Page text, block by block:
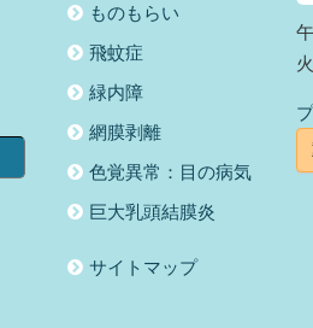
ものもらい
飛蚊症
緑内障
網膜剥離
色覚異常：目の病気
巨大乳頭結膜炎
サイトマップ